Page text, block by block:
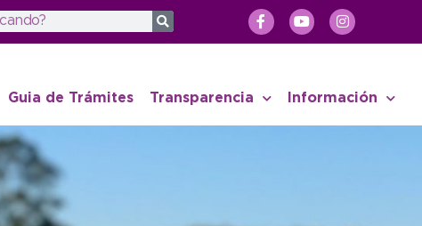
Guia de Trámites Transparencia Información